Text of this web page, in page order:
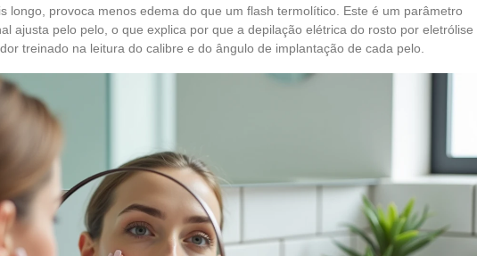
longo, provoca menos edema do que um flash termolítico. Este é um parâmetro
ajusta pelo pelo, o que explica por que a depilação elétrica do rosto por eletrólise
treinado na leitura do calibre e do ângulo de implantação de cada pelo.